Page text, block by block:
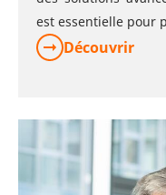
est essentielle pour
Découvrir